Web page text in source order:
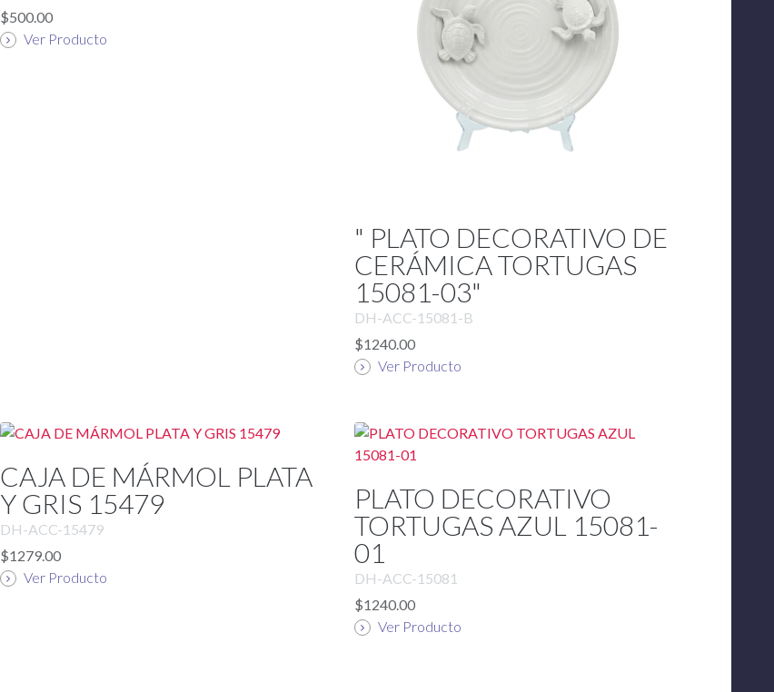
$500.00
Ver Producto
" PLATO DECORATIVO DE
CERÁMICA TORTUGAS
15081-03"
DH-ACC-15081-B
$1240.00
Ver Producto
CAJA DE MÁRMOL PLATA
Y GRIS 15479
DH-ACC-15479
$1279.00
Ver Producto
PLATO DECORATIVO
TORTUGAS AZUL 15081-
01
DH-ACC-15081
$1240.00
Ver Producto